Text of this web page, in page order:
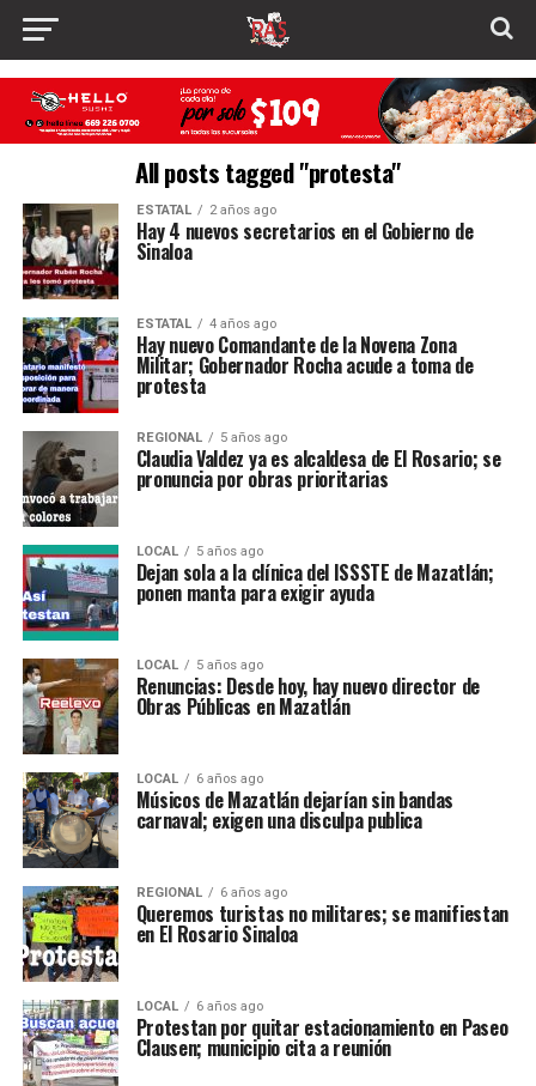
All posts tagged "protesta"
ESTATAL 2 años ago
Hay 4 nuevos secretarios en el Gobierno de
Sinaloa
ESTATAL 4 años ago
Hay nuevo Comandante de la Novena Zona
Militar; Gobernador Rocha acude a toma de
protesta
REGIONAL 5 años ago
Claudia Valdez ya es alcaldesa de El Rosario; se
pronuncia por obras prioritarias
LOCAL 5 años ago
Dejan sola a la clínica del ISSSTE de Mazatlán;
ponen manta para exigir ayuda
LOCAL 5 años ago
Renuncias: Desde hoy, hay nuevo director de
Obras Públicas en Mazatlán
LOCAL 6 años ago
Músicos de Mazatlán dejarían sin bandas
carnaval; exigen una disculpa publica
REGIONAL 6 años ago
Queremos turistas no militares; se manifiestan
en El Rosario Sinaloa
LOCAL 6 años ago
Protestan por quitar estacionamiento en Paseo
Clausen; municipio cita a reunión